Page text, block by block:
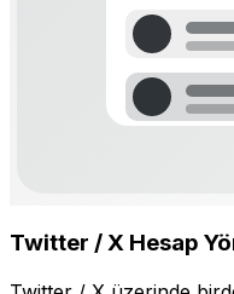
Twitter / X Hesap